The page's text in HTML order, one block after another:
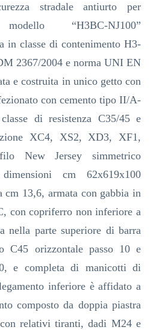
stradale antiurto per
“H3BC-NJ100”
in classe di contenimento H3-
2367/2004 e norma UNI EN
e costruita in unico getto con
con cemento tipo II/A-
di resistenza C35/45 e
XC4, XS2, XD3, XF1,
New Jersey simmetrico
cm 62x619x100
cm 13,6, armata con gabbia in
con copriferro non inferiore a
nella parte superiore di barra
C45 orizzontale passo 10 e
e completa di manicotti di
inferiore è affidato a
composto da doppia piastra
relativi tiranti, dadi M24 e